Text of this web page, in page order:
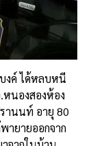
งค์ ได้หลบหนี
หนองสองห้อง
านนท์ อายุ 80
ายายออกจาก